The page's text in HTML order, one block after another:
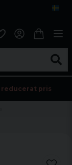
pris